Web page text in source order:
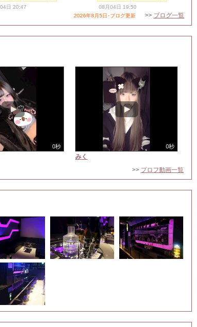
日 20:47
08月04日 19:50
2026年8月5日･ブログ更新
>> ブログ一覧
0秒 0秒
みく
>> プロフ動画一覧